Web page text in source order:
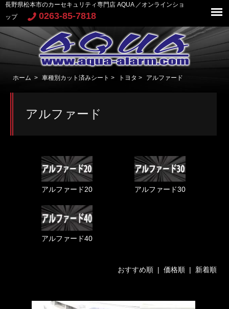
長野県松本市のカーセキュリティ専門店 AQUA ／オンラインショ
ップ
0263-85-7818
ホーム > 車種別カット済みシート > トヨタ > アルファード
アルファード
アルファード20 アルファード30
アルファード40
おすすめ順 | 価格順| 新着順